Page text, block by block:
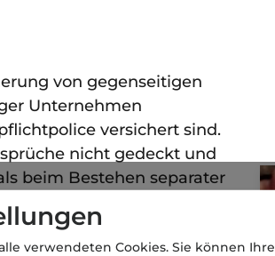
von gegenseitigen
Unternehmen
versichert sind.
nicht gedeckt und
beim Bestehen separater
verwendeten Cookies. Sie können Ihre